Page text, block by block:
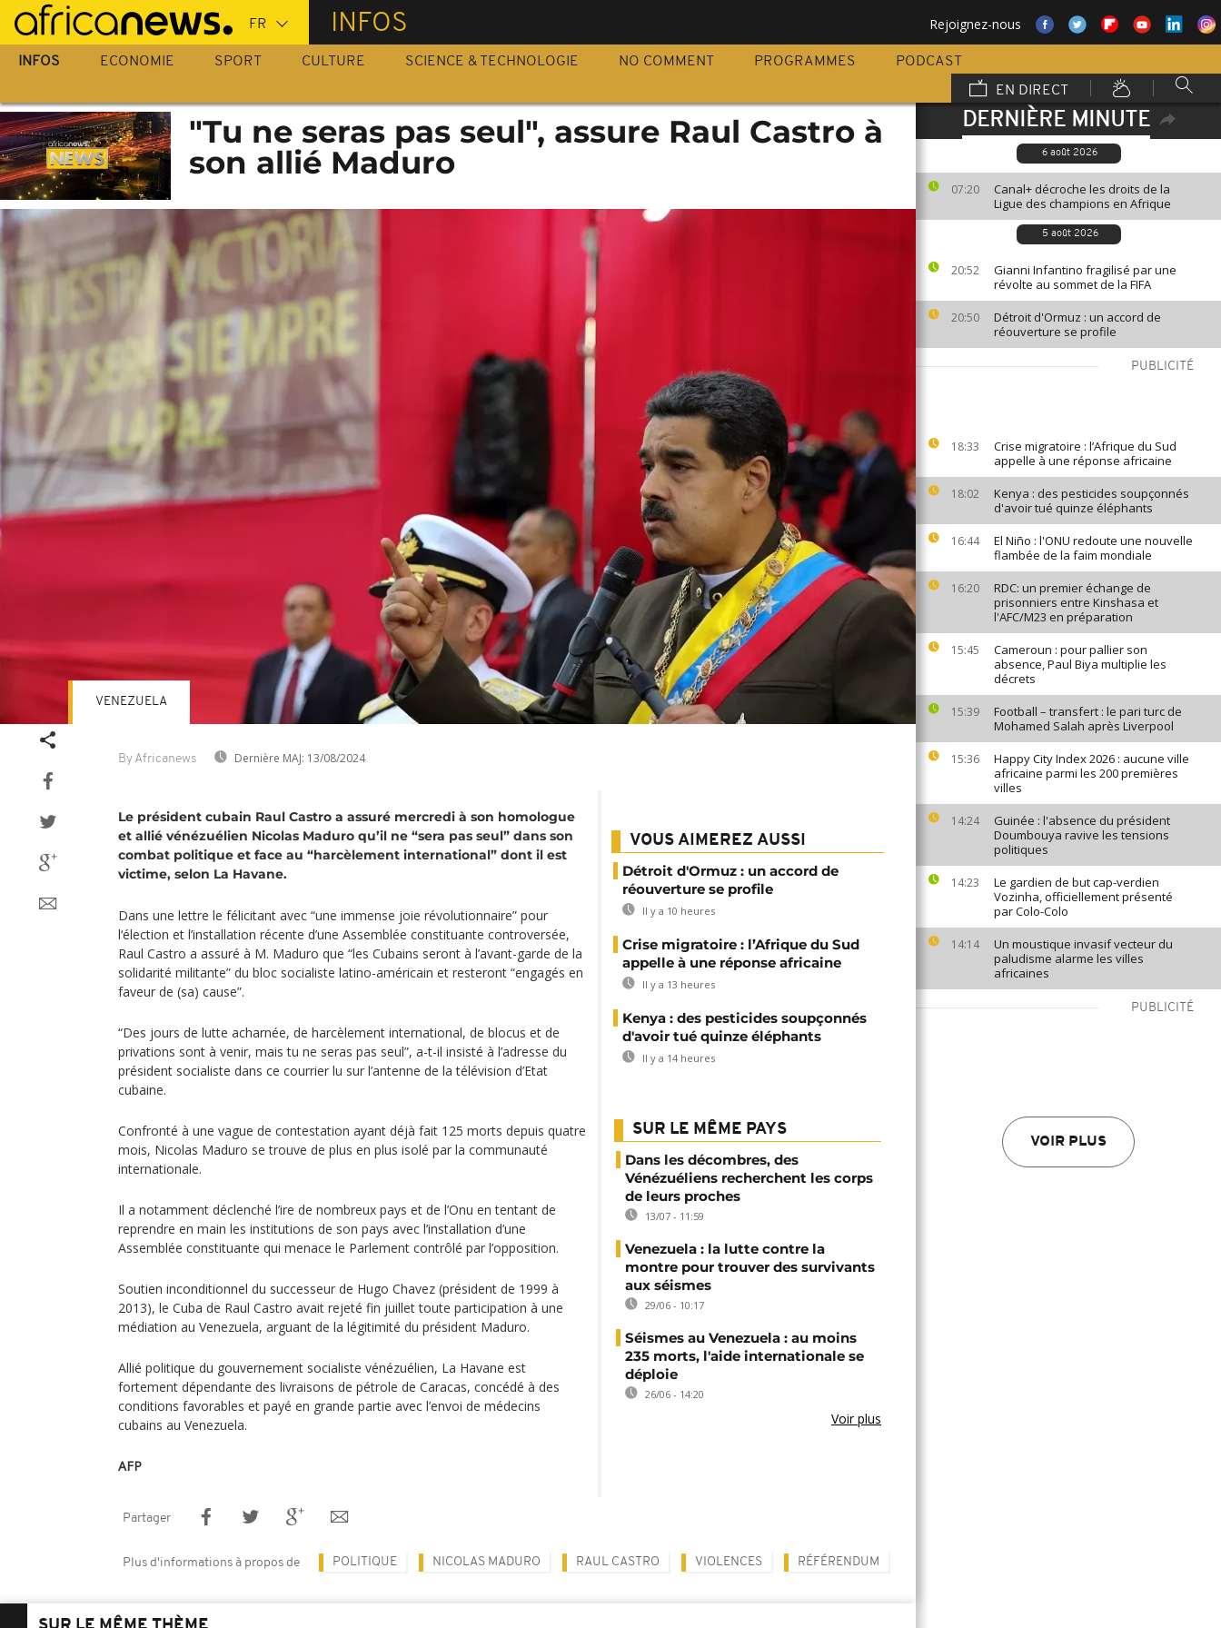
Passer
au
contenu
INFOS Rejoignez-nous
INFOS ECONOMIE SPORT CULTURE SCIENCE & TECHNOLOGIE NO COMMENT PROGRAMMES
PODCAST
EN DIRECT
DERNIÈRE MINUTE
6 août 2026
07:20
Canal+ décroche les droits de la
Ligue des champions en Afrique
5 août 2026
20:52
Gianni Infantino fragilisé par une
révolte au sommet de la FIFA
20:50
Détroit d'Ormuz : un accord de
réouverture se profile
PUBLICITÉ
18:33
Crise migratoire : l’Afrique du Sud
appelle à une réponse africaine
18:02
Kenya : des pesticides soupçonnés
d'avoir tué quinze éléphants
16:44
El Niño : l'ONU redoute une nouvelle
flambée de la faim mondiale
16:20
RDC: un premier échange de
prisonniers entre Kinshasa et
l'AFC/M23 en préparation
15:45
Cameroun : pour pallier son
absence, Paul Biya multiplie les
décrets
15:39
Football – transfert : le pari turc de
Mohamed Salah après Liverpool
15:36
Happy City Index 2026 : aucune ville
africaine parmi les 200 premières
villes
14:24
Guinée : l'absence du président
Doumbouya ravive les tensions
politiques
14:23
Le gardien de but cap-verdien
Vozinha, officiellement présenté
par Colo-Colo
14:14
Un moustique invasif vecteur du
paludisme alarme les villes
africaines
PUBLICITÉ
VOIR PLUS
"Tu ne seras pas seul", assure Raul Castro à
son allié Maduro
By Africanews Dernière MAJ: 13/08/2024
VENEZUELA
Le président cubain Raul Castro a assuré mercredi à son homologue
et allié vénézuélien Nicolas Maduro qu’il ne “sera pas seul” dans son
combat politique et face au “harcèlement international” dont il est
victime, selon La Havane.
Dans une lettre le félicitant avec “une immense joie révolutionnaire” pour
l‘élection et l’installation récente d’une Assemblée constituante controversée,
Raul Castro a assuré à M. Maduro que “les Cubains seront à l’avant-garde de la
solidarité militante” du bloc socialiste latino-américain et resteront “engagés en
faveur de (sa) cause”.
“Des jours de lutte acharnée, de harcèlement international, de blocus et de
privations sont à venir, mais tu ne seras pas seul”, a-t-il insisté à l’adresse du
président socialiste dans ce courrier lu sur l’antenne de la télévision d’Etat
cubaine.
Confronté à une vague de contestation ayant déjà fait 125 morts depuis quatre
mois, Nicolas Maduro se trouve de plus en plus isolé par la communauté
internationale.
Il a notamment déclenché l’ire de nombreux pays et de l’Onu en tentant de
reprendre en main les institutions de son pays avec l’installation d’une
Assemblée constituante qui menace le Parlement contrôlé par l’opposition.
Soutien inconditionnel du successeur de Hugo Chavez (président de 1999 à
2013), le Cuba de Raul Castro avait rejeté fin juillet toute participation à une
médiation au Venezuela, arguant de la légitimité du président Maduro.
Allié politique du gouvernement socialiste vénézuélien, La Havane est
fortement dépendante des livraisons de pétrole de Caracas, concédé à des
conditions favorables et payé en grande partie avec l’envoi de médecins
cubains au Venezuela.
AFP
VOUS AIMEREZ AUSSI
Détroit d'Ormuz : un accord de
réouverture se profile
Il y a 10 heures
Crise migratoire : l’Afrique du Sud
appelle à une réponse africaine
Il y a 13 heures
Kenya : des pesticides soupçonnés
d'avoir tué quinze éléphants
Il y a 14 heures
SUR LE MÊME PAYS
Dans les décombres, des
Vénézuéliens recherchent les corps
de leurs proches
13/07 - 11:59
Venezuela : la lutte contre la
montre pour trouver des survivants
aux séismes
29/06 - 10:17
Séismes au Venezuela : au moins
235 morts, l'aide internationale se
déploie
26/06 - 14:20
Voir plus
Partager
Plus d'informations à propos de POLITIQUE NICOLAS MADURO RAUL CASTRO VIOLENCES RÉFÉRENDUM